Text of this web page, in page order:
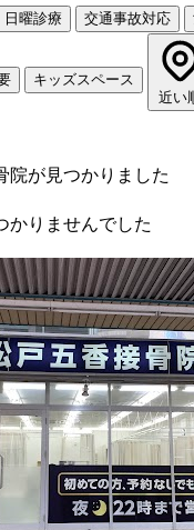
日曜診療 交通事故対応
キッズスペース
近い
院が見つかりました
かりませんでした